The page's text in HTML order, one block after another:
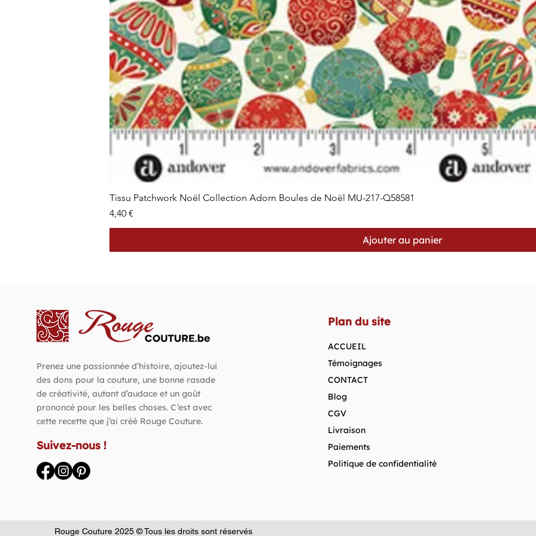
Aperçu rapide
Tissu Patchwork Noël Collection Adorn Boules de Noël MU-217-Q58581
Prix
4,40 €
Ajouter au panier
Prenez une passionnée d’histoire, ajoutez-lui
des dons pour la couture, une bonne rasade
de créativité, autant d’audace et un goût
prononcé pour les belles choses. C’est avec
cette recette que j’ai créé Rouge Couture.
Suivez-nous !
Plan du site
ACCUEIL
Témoignages
CONTACT
Blog
CGV
Livraison
Paiements
Politique de confidentialité
Rouge Couture 2025 © Tous les droits sont réservés